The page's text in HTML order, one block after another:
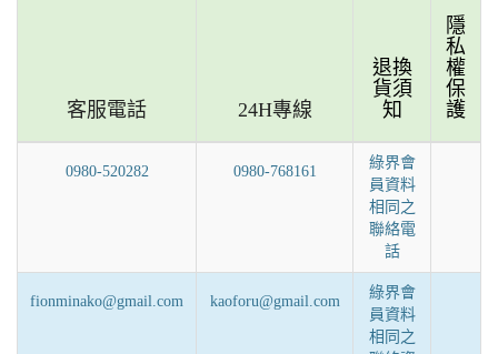
客服電話 24H專線
退換
貨須
知
隱
私
權
保
護
0980-520282 0980-768161
綠界會
員資料
相同之
聯絡電
話
fionminako@gmail.com kaoforu@gmail.com
綠界會
員資料
相同之